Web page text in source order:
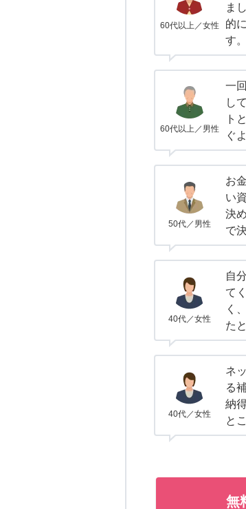
60代以上／女性
ま
的
す。
60代以上／男性
一
し
ト
ぐ
50代／男性
お
い
決
で
40代／女性
自
て
く
た
40代／女性
ネ
る
納
と
無